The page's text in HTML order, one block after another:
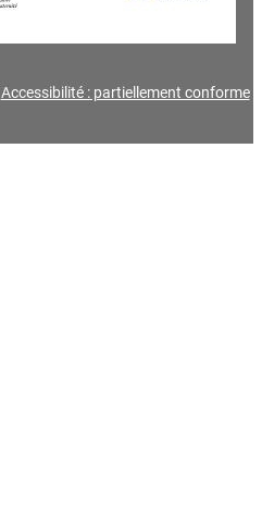
Accessibilité : partiellement conforme